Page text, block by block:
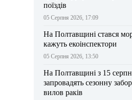
поїздів
05 Серпня 2026, 17:09
На Полтавщині стався
кажуть екоінспектори
05 Серпня 2026, 13:50
На Полтавщині з 15
запровадять сезонну
вилов раків